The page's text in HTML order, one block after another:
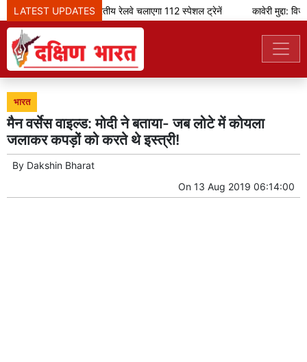
LATEST UPDATES
ओणम के मौके पर भारतीय रेलवे चलाएगा 112 स्पेशल ट्रेनें कावेरी मुद्दा:
भारत
मैन वर्सेस वाइल्ड: मोदी ने बताया- जब लोटे में कोयला
जलाकर कपड़ों को करते थे इस्त्री!
By Dakshin Bharat
On 13 Aug 2019 06:14:00